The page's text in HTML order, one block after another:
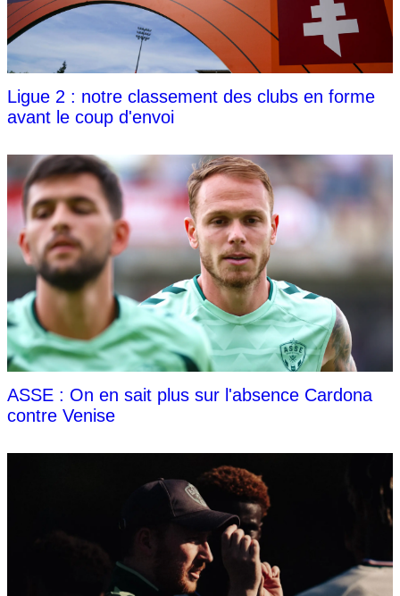
Ligue 2 : notre classement des clubs en forme
avant le coup d'envoi
ASSE : On en sait plus sur l'absence Cardona
contre Venise